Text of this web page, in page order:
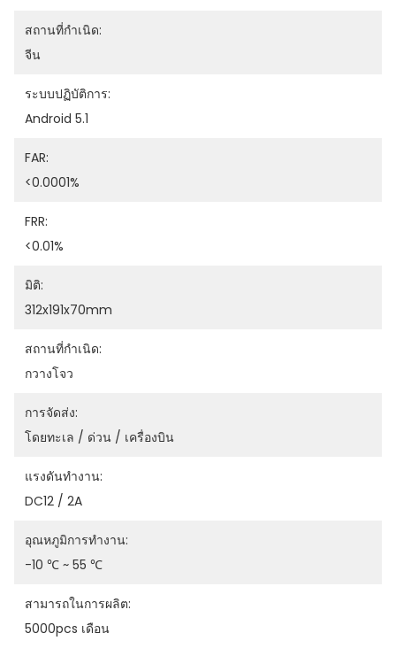
สถานที่กำเนิด:
จีน
ระบบปฏิบัติการ:
Android 5.1
FAR:
<0.0001%
FRR:
<0.01%
มิติ:
312x191x70mm
สถานที่กำเนิด:
กวางโจว
การจัดส่ง:
โดยทะเล / ด่วน / เครื่องบิน
แรงดันทำงาน:
DC12 / 2A
อุณหภูมิการทำงาน:
-10 ℃ ~ 55 ℃
สามารถในการผลิต:
5000pcs เดือน